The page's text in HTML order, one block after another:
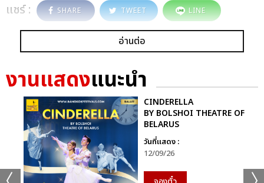
แชร์ : SHARE TWEET LINE
อ่านต่อ
งานแสดงแนะนำ
CINDERELLA
BY BOLSHOI THEATRE OF
BELARUS
วันที่แสดง :
12/09/26